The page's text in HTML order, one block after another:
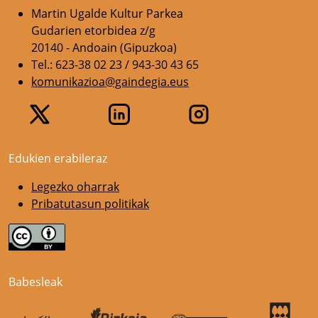
Martin Ugalde Kultur Parkea
Gudarien etorbidea z/g
20140 - Andoain (Gipuzkoa)
Tel.: 623-38 02 23 / 943-30 43 65
komunikazioa@gaindegia.eus
Edukien erabileraz
Legezko oharrak
Pribatutasun politikak
Babesleak